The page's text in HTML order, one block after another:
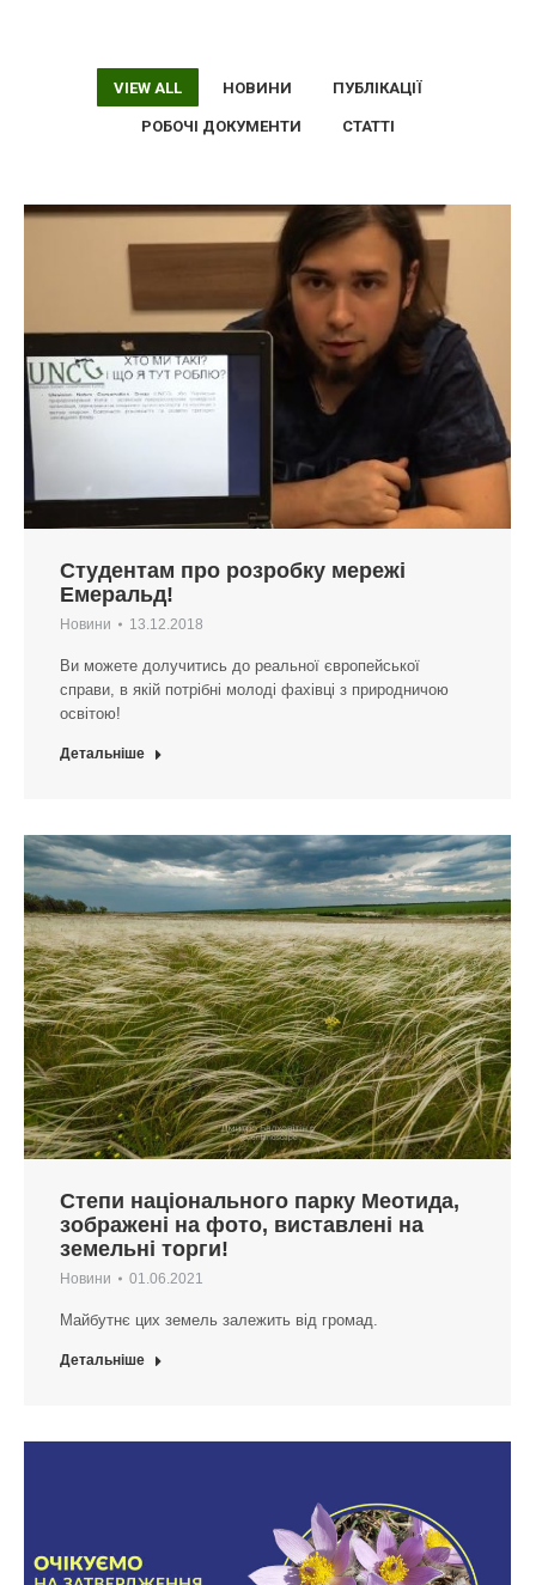
VIEW ALL НОВИНИ ПУБЛІКАЦІЇ
РОБОЧІ ДОКУМЕНТИ СТАТТІ
Студентам про розробку мережі
Емеральд!
Новини 13.12.2018
Ви можете долучитись до реальної європейської
справи, в якій потрібні молоді фахівці з природничою
освітою!
Детальніше
Степи національного парку Меотида,
зображені на фото, виставлені на
земельні торги!
Новини 01.06.2021
Майбутнє цих земель залежить від громад.
Детальніше